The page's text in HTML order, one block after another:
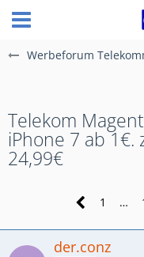
Werbeforum
Telekom
iPhone 7 ab 1€.
24,99€
1 …
der.conz